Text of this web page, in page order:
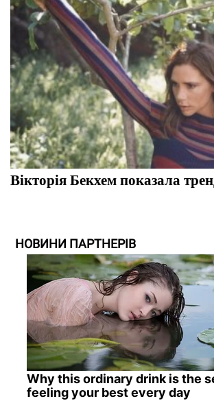
Вікторія Бекхем показала
НОВИНИ ПАРТНЕРІВ
Why this ordinary drink is the
feeling your best every day